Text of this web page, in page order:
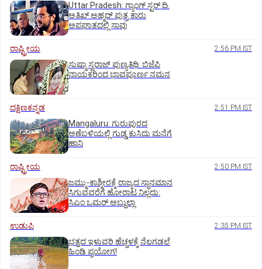
Uttar Pradesh: ಗ್ಯಾಂಗ್ ಸ್ಟರ್‌ ದಿ.
ಅತಿಖ್ ಅಹ್ಮದ್ ಪುತ್ರ ಕಾರು
ಅಪಘಾತದಲ್ಲಿ ಸಾವು
ರಾಷ್ಟ್ರೀಯ 2:56 PM IST
ಸುಷ್ಮಾ ಸ್ವರಾಜ್ ಪುಣ್ಯತಿಥಿ: ಬಿಜೆಪಿ
ನಾಯಕರಿಂದ ಭಾವಪೂರ್ಣ ನಮನ
ದಕ್ಷಿಣಕನ್ನಡ 2:51 PM IST
Mangaluru: ಗುರುಪುರದ
ಅಣೆಬಳಿಯಲ್ಲಿ ಗುಡ್ಡ ಕುಸಿದು ಮನೆಗೆ
ಹಾನಿ
ರಾಷ್ಟ್ರೀಯ 2:50 PM IST
ಜಮ್ಮು-ಕಾಶ್ಮೀರಕ್ಕೆ ರಾಜ್ಯದ ಸ್ಥಾನಮಾನ
ಸಿಗುವವರೆಗೆ ಹೋರಾಟ ನಿಲ್ಲದು:
ಸಿಎಂ ಒಮರ್ ಅಬ್ದುಲ್ಲಾ
ಉಡುಪಿ 2:35 PM IST
ಭತ್ತದ ಇಳುವರಿ ಹೆಚ್ಚಳಕ್ಕೆ ನೆಲಗಡಲೆ
ಹಿಂಡಿ ಪ್ರಯೋಗ!